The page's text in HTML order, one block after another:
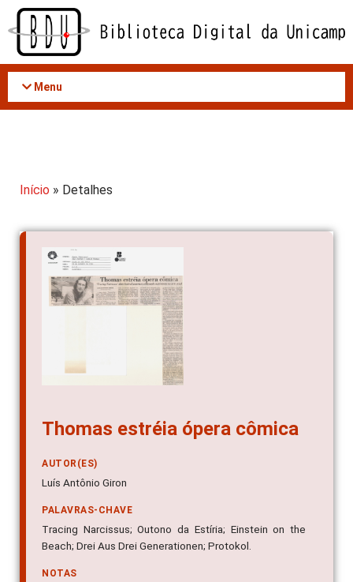
Acessar
conteúdo
Menu
Início » Detalhes
Thomas estréia ópera cômica
AUTOR(ES)
Luís Antônio Giron
PALAVRAS-CHAVE
Tracing Narcissus; Outono da Estíria; Einstein on the
Beach; Drei Aus Drei Generationen; Protokol.
NOTAS